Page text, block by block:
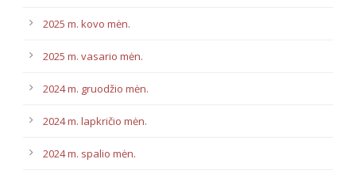
2025 m. kovo mėn.
2025 m. vasario mėn.
2024 m. gruodžio mėn.
2024 m. lapkričio mėn.
2024 m. spalio mėn.